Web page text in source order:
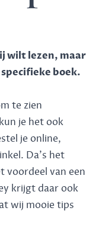
wilt lezen, maar
boek.
te zien
je het ook
je online,
Da's het
voordeel van een
krijgt daar ook
wij mooie tips